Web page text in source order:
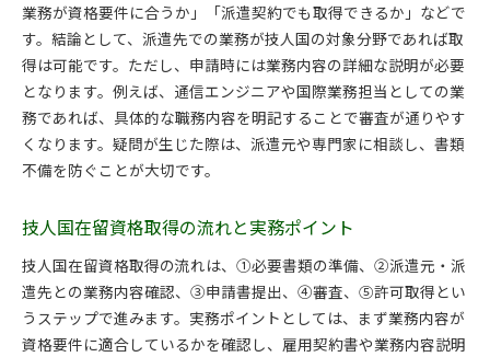
業務が資格要件に合うか」「派遣契約でも取得できるか」などで
す。結論として、派遣先での業務が技人国の対象分野であれば取
得は可能です。ただし、申請時には業務内容の詳細な説明が必要
となります。例えば、通信エンジニアや国際業務担当としての業
務であれば、具体的な職務内容を明記することで審査が通りやす
くなります。疑問が生じた際は、派遣元や専門家に相談し、書類
不備を防ぐことが大切です。
技人国在留資格取得の流れと実務ポイント
技人国在留資格取得の流れは、①必要書類の準備、②派遣元・派
遣先との業務内容確認、③申請書提出、④審査、⑤許可取得とい
うステップで進みます。実務ポイントとしては、まず業務内容が
資格要件に適合しているかを確認し、雇用契約書や業務内容説明